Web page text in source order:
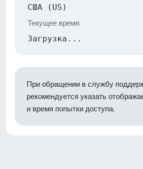
США (US)
Текущее время
Загрузка...
При обращении в службу
рекомендуется указать
и время попытки доступа.